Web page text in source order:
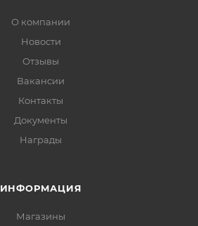
О компании
Новости
Отзывы
Вакансии
Контакты
Документы
Награды
ИНФОРМАЦИЯ
Магазины